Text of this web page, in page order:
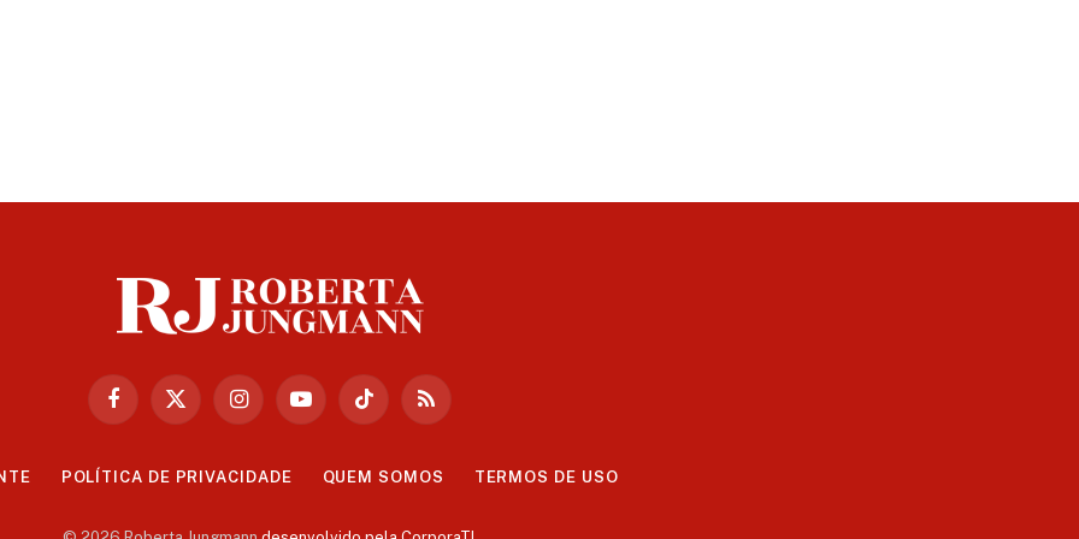
Facebook
X
InstagramYouTubeTikTok RSS
POLÍTICA DE PRIVACIDADE QUEM SOMOS TERMOS DE USO